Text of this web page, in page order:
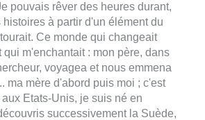
pouvais rêver des heures durant,
histoires à partir d'un élément du
Ce monde qui changeait
qui m'enchantait : mon père, dans
voyagea et nous emmena
ma mère d'abord puis moi ; c'est
Etats-Unis, je suis né en
successivement la Suède,